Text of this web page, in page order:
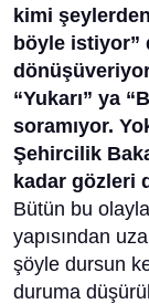
kimi
böyle istiyor”
“Yukarı” ya
soramıyor.
Şehircilik
kadar gözleri
Bütün bu
yapısından
şöyle dursun
duruma